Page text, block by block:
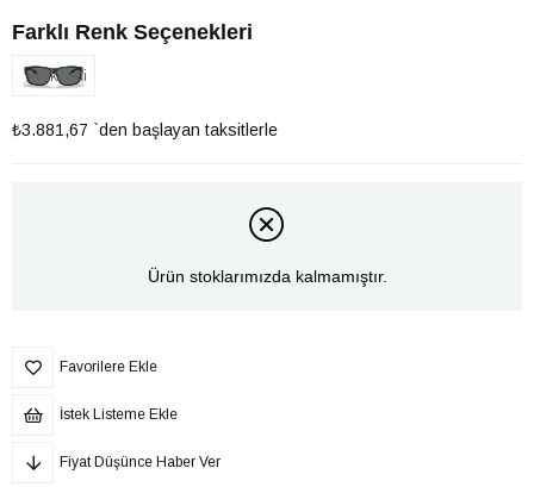
Farklı Renk Seçenekleri
Tükendi
₺3.881,67 `den başlayan taksitlerle
Ürün stoklarımızda kalmamıştır.
Favorilere Ekle
İstek Listeme Ekle
Fiyat Düşünce Haber Ver